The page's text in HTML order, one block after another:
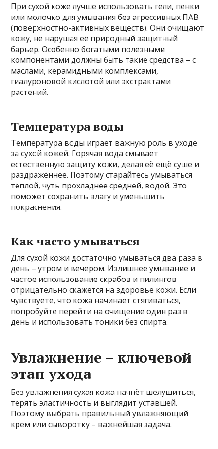
При сухой коже лучше использовать гели, пенки
или молочко для умывания без агрессивных ПАВ
(поверхностно-активных веществ). Они очищают
кожу, не нарушая её природный защитный
барьер. Особенно богатыми полезными
компонентами должны быть такие средства – с
маслами, керамидными комплексами,
гиалуроновой кислотой или экстрактами
растений.
Температура воды
Температура воды играет важную роль в уходе
за сухой кожей. Горячая вода смывает
естественную защиту кожи, делая её ещё суше и
раздражённее. Поэтому старайтесь умываться
тёплой, чуть прохладнее средней, водой. Это
поможет сохранить влагу и уменьшить
покраснения.
Как часто умываться
Для сухой кожи достаточно умываться два раза в
день – утром и вечером. Излишнее умывание и
частое использование скрабов и пилингов
отрицательно скажется на здоровье кожи. Если
чувствуете, что кожа начинает стягиваться,
попробуйте перейти на очищение один раз в
день и использовать тоники без спирта.
Увлажнение – ключевой
этап ухода
Без увлажнения сухая кожа начнёт шелушиться,
терять эластичность и выглядит уставшей.
Поэтому выбрать правильный увлажняющий
крем или сыворотку – важнейшая задача.